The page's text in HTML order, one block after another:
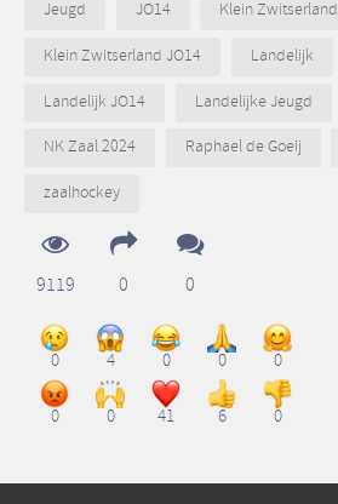
Jeugd JO14
Klein Zwitserland
Klein Zwitserland JO14
Landelijk
Landelijk JO14
Landelijke Jeugd
NK Zaal 2024
Raphael de Goeij
zaalhockey
9119 0 0
0 4 0 0 0
0 0 41 6 0